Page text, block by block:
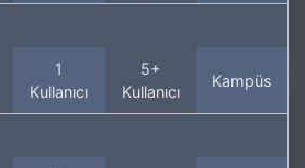
1
Kullanıcı
5+
Kullanıcı
Kampüs